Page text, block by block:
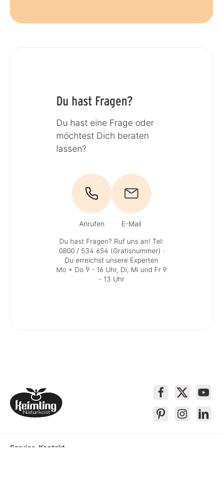
Du hast Fragen?
Du hast eine Frage oder
möchtest Dich beraten
lassen?
Anrufen E-Mail
Du hast Fragen? Ruf uns an! Tel:
0800 / 534 654 (Gratisnummer) ·
Du erreichst unsere Experten
Mo + Do 9 - 16 Uhr, Di, Mi und Fr 9
- 13 Uhr
Service-Kontakt